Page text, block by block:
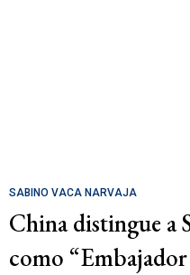
SABINO VACA NARVAJA
China distingue a
como